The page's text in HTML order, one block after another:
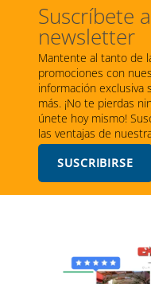
Suscríbete
newsletter
Mantente al tanto de
promociones con
información exclusiva
más. ¡No te pierdas
únete hoy mismo!
las ventajas de
SUSCRIBIRSE